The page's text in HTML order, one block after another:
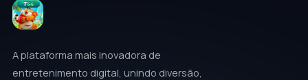
A plataforma mais inovadora de
entretenimento digital, unindo diversão,